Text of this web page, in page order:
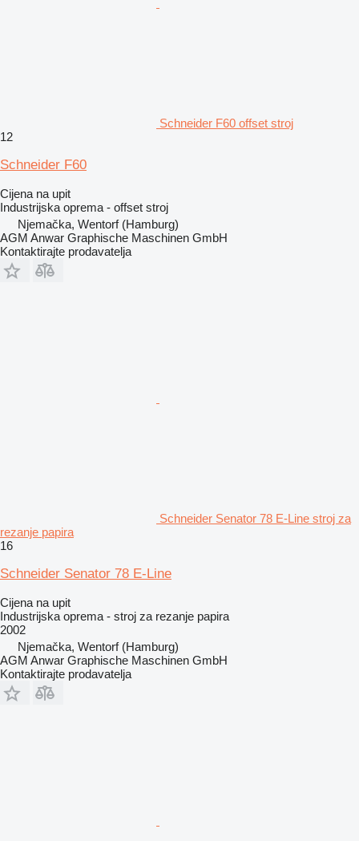
Schneider F60 offset stroj
12
Schneider F60
Cijena na upit
Industrijska oprema - offset stroj
Njemačka, Wentorf (Hamburg)
AGM Anwar Graphische Maschinen GmbH
Kontaktirajte prodavatelja
Schneider Senator 78 E-Line stroj za
rezanje papira
16
Schneider Senator 78 E-Line
Cijena na upit
Industrijska oprema - stroj za rezanje papira
2002
Njemačka, Wentorf (Hamburg)
AGM Anwar Graphische Maschinen GmbH
Kontaktirajte prodavatelja